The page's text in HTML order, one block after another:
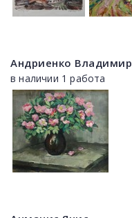
Андриенко Владимир
в наличии 1 работа